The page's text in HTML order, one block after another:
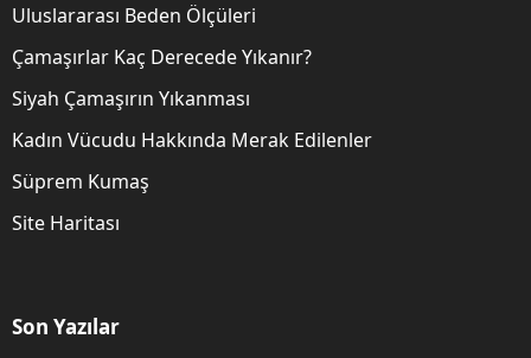
Uluslararası Beden Ölçüleri
Çamaşırlar Kaç Derecede Yıkanır?
Siyah Çamaşırın Yıkanması
Kadın Vücudu Hakkında Merak Edilenler
Süprem Kumaş
Site Haritası
Son Yazılar